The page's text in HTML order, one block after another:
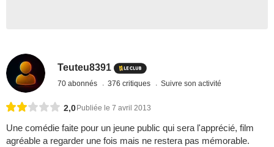
Teuteu8391
70 abonnés 376 critiques Suivre son activité
2,0 Publiée le 7 avril 2013
Une comédie faite pour un jeune public qui sera l'apprécié, film
agréable a regarder une fois mais ne restera pas mémorable.